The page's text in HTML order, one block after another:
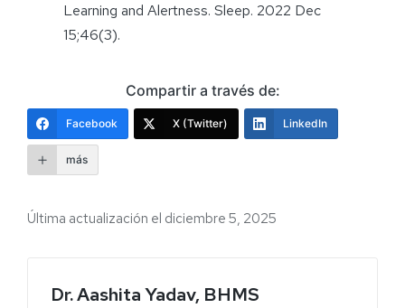
Learning and Alertness. Sleep. 2022 Dec
15;46(3).
Compartir a través de:
Facebook X (Twitter) LinkedIn
más
Última actualización el diciembre 5, 2025
Dr. Aashita Yadav, BHMS